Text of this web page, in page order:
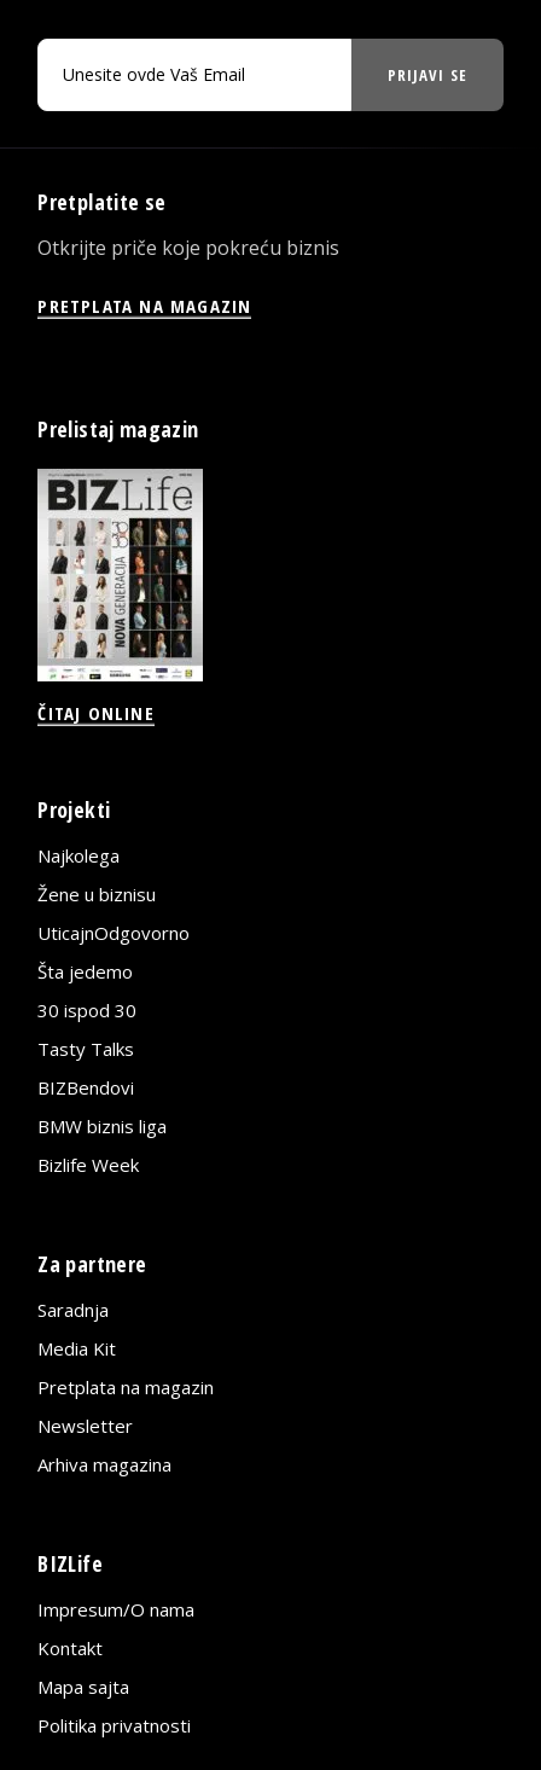
PRIJAVI SE
Pretplatite se
Otkrijte priče koje pokreću biznis
PRETPLATA NA MAGAZIN
Prelistaj magazin
ČITAJ ONLINE
Projekti
Najkolega
Žene u biznisu
UticajnOdgovorno
Šta jedemo
30 ispod 30
Tasty Talks
BIZBendovi
BMW biznis liga
Bizlife Week
Za partnere
Saradnja
Media Kit
Pretplata na magazin
Newsletter
Arhiva magazina
BIZLife
Impresum/O nama
Kontakt
Mapa sajta
Politika privatnosti